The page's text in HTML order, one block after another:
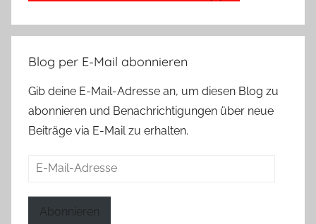
Blog per E-Mail abonnieren
Gib deine E-Mail-Adresse an, um diesen Blog zu
abonnieren und Benachrichtigungen über neue
Beiträge via E-Mail zu erhalten.
E-
Abonnieren